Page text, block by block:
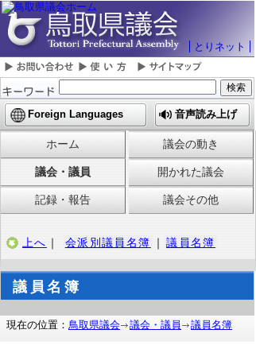
とりネット
Foreign Languages 音声読み上げ
ホーム 議会の動き
議会・議員 開かれた議会
記録・報告 議会その他
上へ ｜ 会派別議員名簿 ｜ 議員名簿
議員名簿
現在の位置： 鳥取県議会 議会・議員 議員名簿